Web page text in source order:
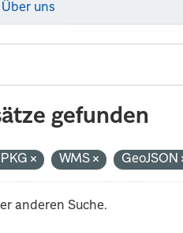
Über uns
gefunden
WMS GeoJSON
anderen Suche.